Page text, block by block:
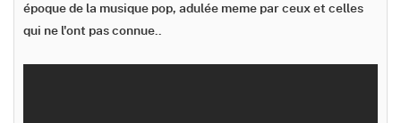
époque de la musique pop, adulée meme par ceux et celles
qui ne l'ont pas connue..